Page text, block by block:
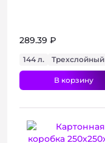
+ 8 фото
289.39 ₽
144 л. Трехслойный
В корзину